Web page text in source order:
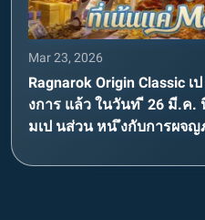
Mar 23, 2026
Ragnarok Origin Classic
งการ แล้ว ในวันท ี 26 มี.ค
มเป นส่วน หน ึงกับการผจ